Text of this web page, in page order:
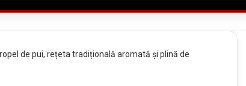
de pui, rețeta tradițională aromată și plină de